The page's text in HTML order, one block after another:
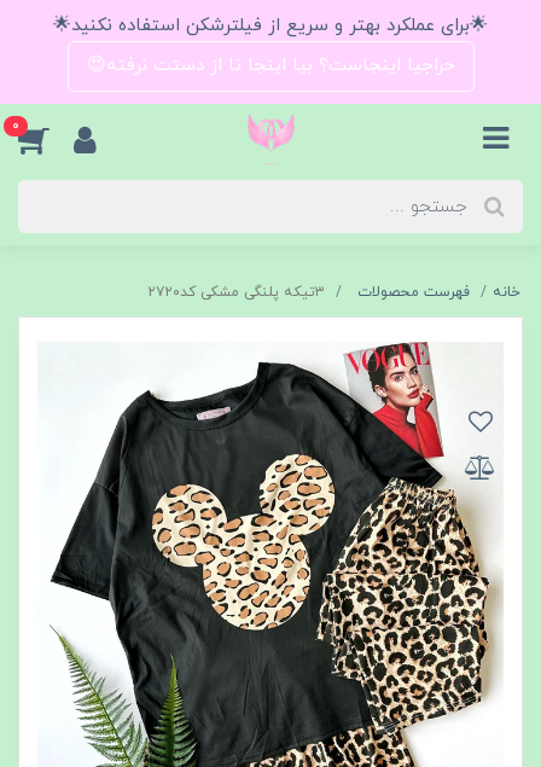
🌟برای عملکرد بهتر و سریع از فیلترشکن استفاده نکنید🌟
حراجیا اینجاست؟ بیا اینجا تا از دستت نرفته😍
0
خانه فهرست محصولات ۳تیکه پلنگی مشکی کد۲۷۲۰